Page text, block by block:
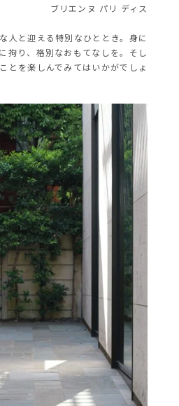
ブリエンヌ パリ ディス
人と迎える特別なひととき。身に
拘り、格別なおもてなしを。そし
とを楽しんでみてはいかがでしょ